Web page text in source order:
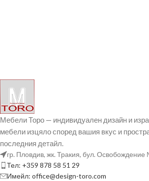
Мебели Торо — индивидуален дизайн и
мебели изцяло според вашия вкус и
последния детайл.
гр. Пловдив, жк. Тракия, бул.
Тел: +359 878 58 51 29
Имейл: office@design-toro.com